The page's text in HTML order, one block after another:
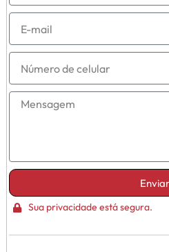
Enviar
Sua privacidade está segura.